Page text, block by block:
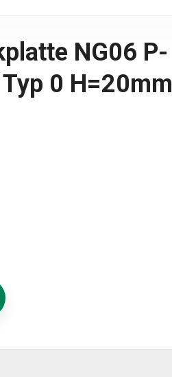
NG06 P-
0 H=20mm